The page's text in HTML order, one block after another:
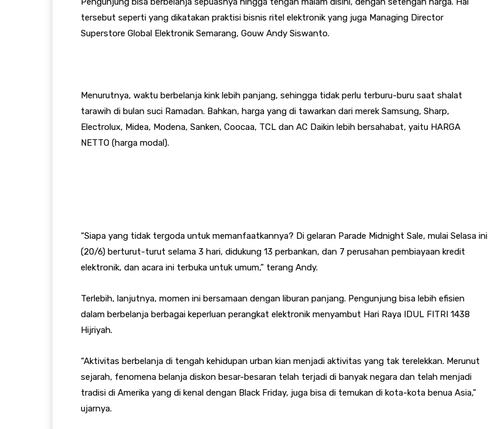
tersebut seperti yang dikatakan praktisi bisnis ritel elektronik yang juga Managing Director
Superstore Global Elektronik Semarang, Gouw Andy Siswanto.
Menurutnya, waktu berbelanja kink lebih panjang, sehingga tidak perlu terburu-buru saat shalat
tarawih di bulan suci Ramadan. Bahkan, harga yang di tawarkan dari merek Samsung, Sharp,
Electrolux, Midea, Modena, Sanken, Coocaa, TCL dan AC Daikin lebih bersahabat, yaitu HARGA
NETTO (harga modal).
“Siapa yang tidak tergoda untuk memanfaatkannya? Di gelaran Parade Midnight Sale, mulai Selasa ini
(20/6) berturut-turut selama 3 hari, didukung 13 perbankan, dan 7 perusahan pembiayaan kredit
elektronik, dan acara ini terbuka untuk umum,” terang Andy.
Terlebih, lanjutnya, momen ini bersamaan dengan liburan panjang. Pengunjung bisa lebih efisien
dalam berbelanja berbagai keperluan perangkat elektronik menyambut Hari Raya IDUL FITRI 1438
Hijriyah.
“Aktivitas berbelanja di tengah kehidupan urban kian menjadi aktivitas yang tak terelekkan. Merunut
sejarah, fenomena belanja diskon besar-besaran telah terjadi di banyak negara dan telah menjadi
tradisi di Amerika yang di kenal dengan Black Friday, juga bisa di temukan di kota-kota benua Asia,”
ujarnya.